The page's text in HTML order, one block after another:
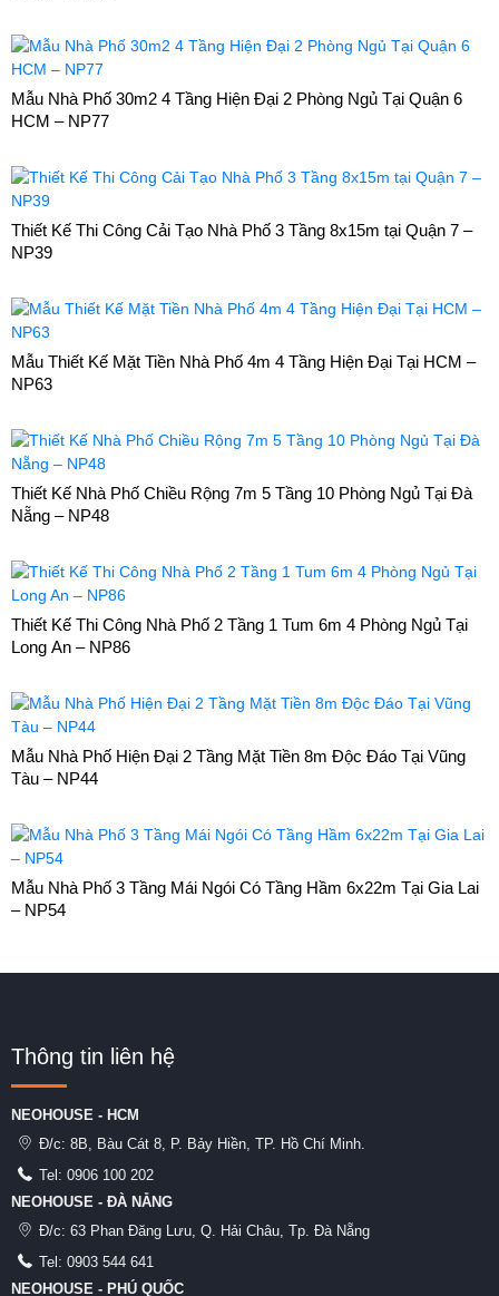
Mẫu Nhà Phố 30m2 4 Tầng Hiện Đại 2 Phòng Ngủ Tại Quận 6
HCM – NP77
Thiết Kế Thi Công Cải Tạo Nhà Phố 3 Tầng 8x15m tại Quận 7 –
NP39
Mẫu Thiết Kế Mặt Tiền Nhà Phố 4m 4 Tầng Hiện Đại Tại HCM –
NP63
Thiết Kế Nhà Phố Chiều Rộng 7m 5 Tầng 10 Phòng Ngủ Tại Đà
Nẵng – NP48
Thiết Kế Thi Công Nhà Phố 2 Tầng 1 Tum 6m 4 Phòng Ngủ Tại
Long An – NP86
Mẫu Nhà Phố Hiện Đại 2 Tầng Mặt Tiền 8m Độc Đáo Tại Vũng
Tàu – NP44
Mẫu Nhà Phố 3 Tầng Mái Ngói Có Tầng Hầm 6x22m Tại Gia Lai
– NP54
Thông tin liên hệ
NEOHOUSE - HCM
Đ/c: 8B, Bàu Cát 8, P. Bảy Hiền, TP. Hồ Chí Minh.
Tel: 0906 100 202
NEOHOUSE - ĐÀ NẴNG
Đ/c: 63 Phan Đăng Lưu, Q. Hải Châu, Tp. Đà Nẵng
Tel: 0903 544 641
NEOHOUSE - PHÚ QUỐC